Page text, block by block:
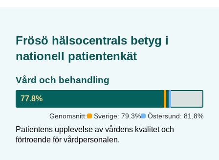
Frösö hälsocentrals betyg i
nationell patientenkät
Vård och behandling
77.8%
Genomsnitt: Sverige: 79.3% Östersund: 81.8%
Patientens upplevelse av vårdens kvalitet och
förtroende för vårdpersonalen.